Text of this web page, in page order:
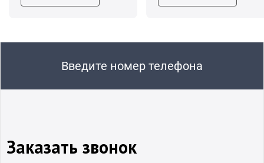
Введите номер телефона
Заказать звонок